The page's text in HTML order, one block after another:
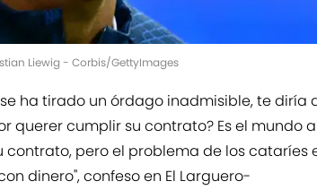
Liewig - Corbis/GettyImages
se ha tirado un órdago inadmisible, te diría
querer cumplir su contrato? Es el mundo
contrato, pero el problema de los cataríes
dinero'', confeso en El Larguero-